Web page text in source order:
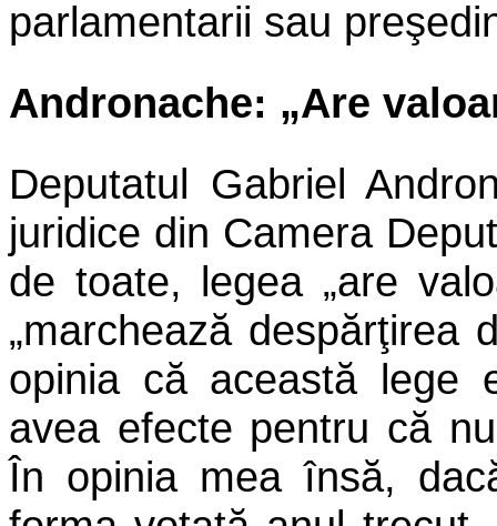
parlamentarii sau
Andronache: „Are
Deputatul Gabriel
juridice din Camera
de toate, legea „are
„marchează despărţirea
opinia că această lege
avea efecte pentru că
În opinia mea însă,